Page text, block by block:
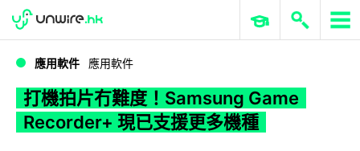
WWDC 2026 ERP 與商業 AI
應用軟件 應用軟件
打機拍片冇難度！Samsung Game
Recorder+ 現已支援更多機種